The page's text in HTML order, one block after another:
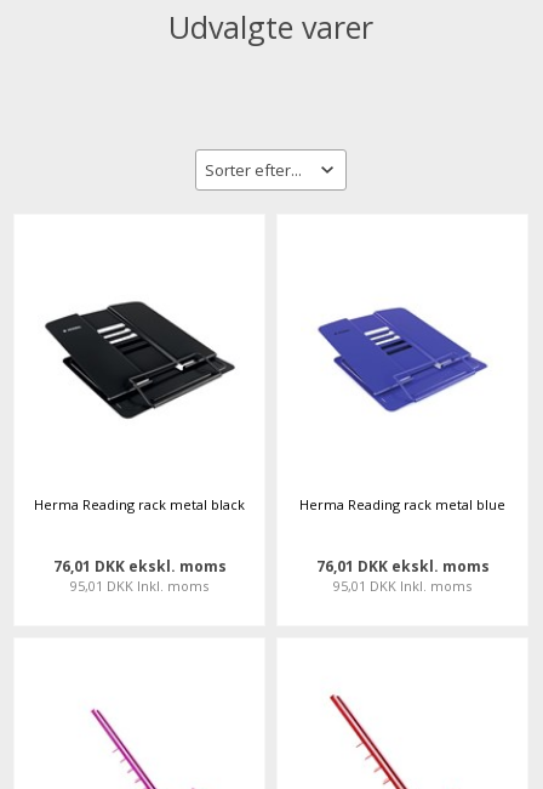
Udvalgte varer
Herma Reading rack metal black
76,01 DKK ekskl. moms
95,01 DKK Inkl. moms
Herma Reading rack metal blue
76,01 DKK ekskl. moms
95,01 DKK Inkl. moms